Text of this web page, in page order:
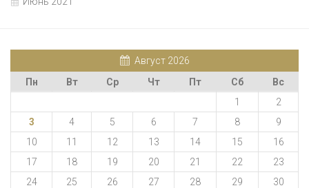
Август 2026
Пн
Вт Ср Чт Пт Сб
Вс
1
2
3
4 5 6 7 8
9
10
11 12 13 14 15
16
17
18 19 20 21 22
23
24
25 26 27 28 29
30